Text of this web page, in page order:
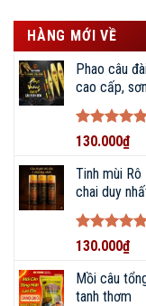
HÀNG MỚI VỀ
Phao câu
cao cấp,
Được xếp
hạng55
sao
130.000₫
Tinh mùi
chai duy
Được xếp
hạng55
sao
130.000₫
Mồi câu
tanh thơm